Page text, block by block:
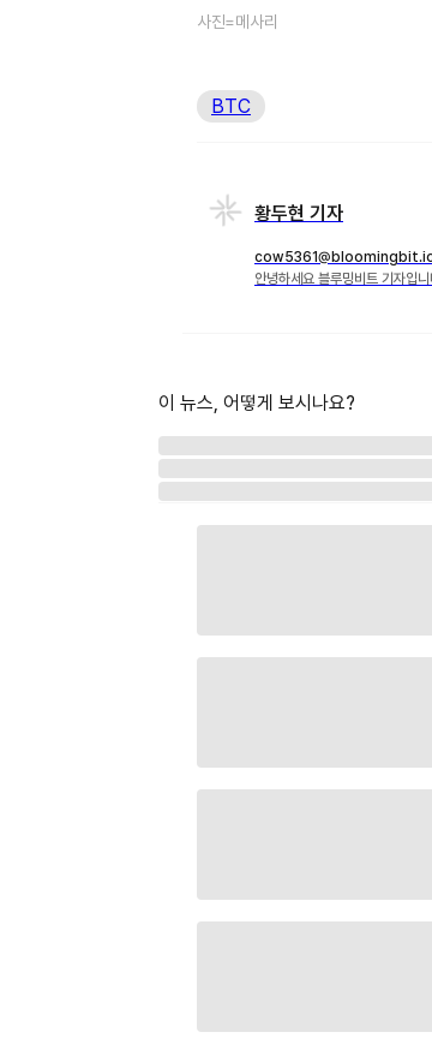
사진=메사리
BTC
황두현 기자
안녕하세요 블루밍비트 기자입
이 뉴스, 어떻게 보시나요?